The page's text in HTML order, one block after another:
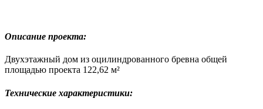
Описание проекта:
Двухэтажный дом из оцилиндрованного бревна общей
площадью проекта 122,62 м²
Технические характеристики: